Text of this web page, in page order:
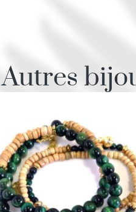
Autres